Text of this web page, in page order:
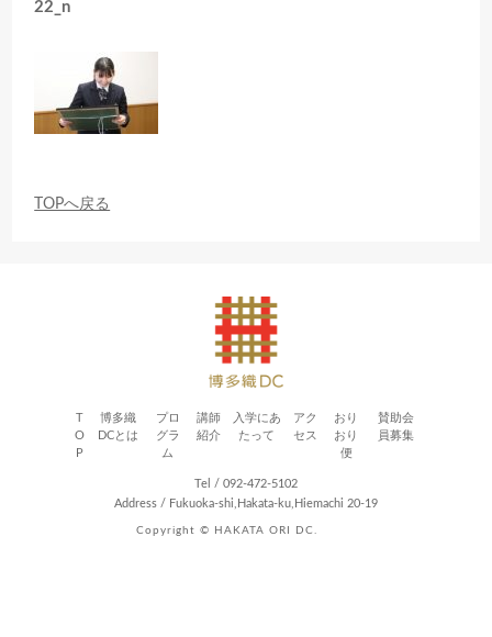
Copyright © HAKATA ORI DC.
22_n
TOPへ戻る
T
O
P
博多織
DCとは
プロ
グラ
ム
講師
紹介
入学にあ
たって
アク
セス
おり
おり
便
賛助会
員募集
Tel / 092-472-5102
Address / Fukuoka-shi,Hakata-ku,Hiemachi 20-19